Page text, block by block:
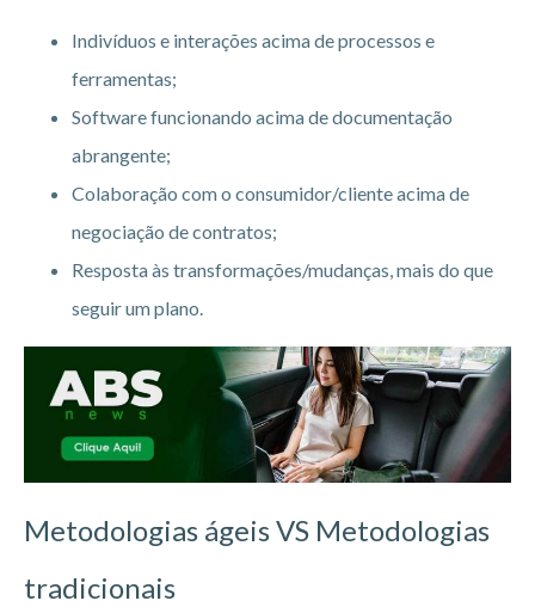
Indivíduos e interações acima de processos e
ferramentas;
Software funcionando acima de documentação
abrangente;
Colaboração com o consumidor/cliente acima de
negociação de contratos;
Resposta às transformações/mudanças, mais do que
seguir um plano.
Metodologias ágeis VS Metodologias
tradicionais